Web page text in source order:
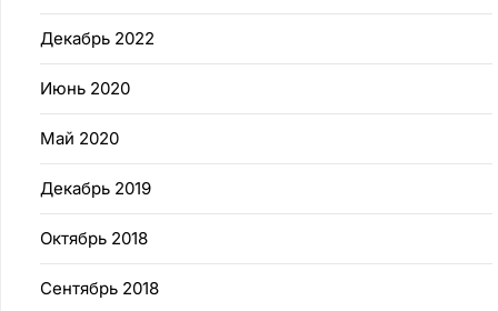
Декабрь 2022
Июнь 2020
Май 2020
Декабрь 2019
Октябрь 2018
Сентябрь 2018